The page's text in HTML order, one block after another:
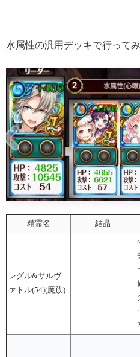
水属性の汎用デッキで行ってみ
精霊名 結晶
レグル&サルヴ
ァトル(54)(魔族)